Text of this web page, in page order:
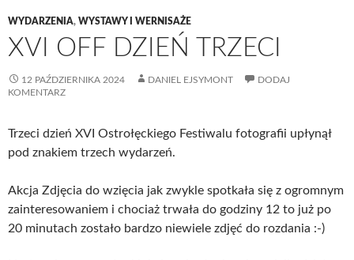
WYDARZENIA, WYSTAWY I WERNISAŻE
XVI OFF DZIEŃ TRZECI
12 PAŹDZIERNIKA 2024 DANIEL EJSYMONT
DODAJ
KOMENTARZ
Trzeci dzień XVI Ostrołęckiego Festiwalu fotografii upłynął
pod znakiem trzech wydarzeń.
Akcja Zdjęcia do wzięcia jak zwykle spotkała się z ogromnym
zainteresowaniem i chociaż trwała do godziny 12 to już po
20 minutach zostało bardzo niewiele zdjęć do rozdania :-)